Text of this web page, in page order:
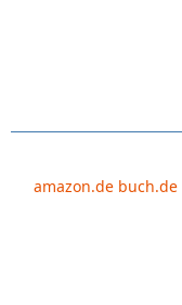
amazon.de buch.de